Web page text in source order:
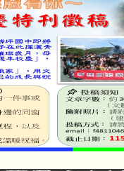
險知識
度學生